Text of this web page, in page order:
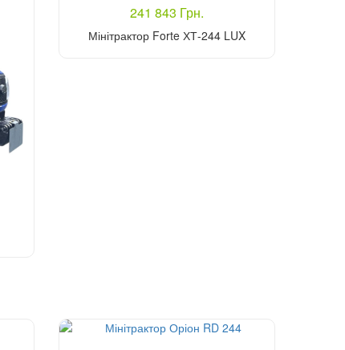
241 843 Грн.
Мінітрактор Forte ХТ-244 LUX